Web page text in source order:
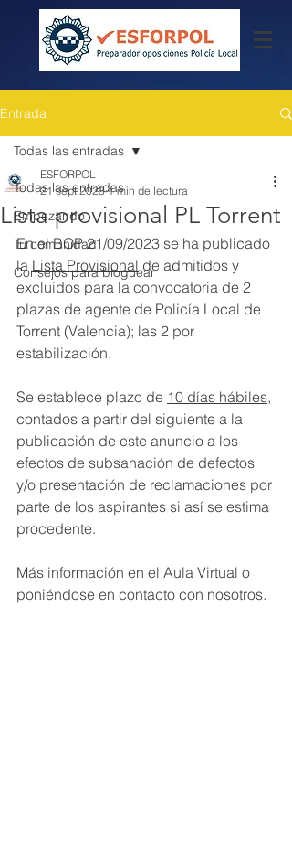
Entrada
Todas las entradas
Empezando
Tu comunidad
Consejos para bloguear
Todas las entradas
Lista provisional PL Torrent
ESFORPOL
21 sept 2023 1 min de lectura
En el BOP 21/09/2023 se ha publicado
la Lista Provisional de admitidos y
excluidos para la convocatoria de 2
plazas de agente de Policía Local de
Torrent (Valencia); las 2 por
estabilización.
Se establece plazo de 10 días hábiles,
contados a partir del siguiente a la
publicación de este anuncio a los
efectos de subsanación de defectos
y/o presentación de reclamaciones por
parte de los aspirantes si así se estima
procedente.
Más información en el Aula Virtual o
poniéndose en contacto con nosotros.